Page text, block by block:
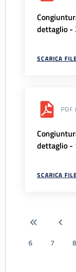
dettaglio -
SCARICA
PDF
dettaglio -
SCARICA
6
7 8